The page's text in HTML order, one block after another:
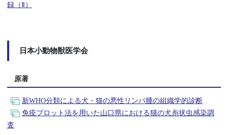
録（Ⅱ）
日本小動物獣医学会
原著
新WHO分類による犬・猫の悪性リンパ腫の組織学的診断
免疫ブロット法を用いた山口県における猫の犬糸状虫感染調
査